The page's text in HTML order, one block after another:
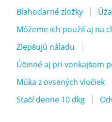
Blahodarné zložky
Môžeme ich použiť aj na
Zlepšujú náladu
Účinné aj pri vonkajšom
Múka z ovsených vločiek
Stačí denne 10 dkg